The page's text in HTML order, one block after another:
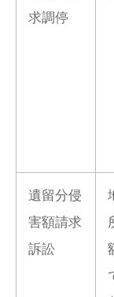
求調停
遺留分侵
害額請求
訴訟